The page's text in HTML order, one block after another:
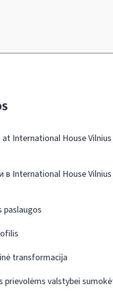
International House
в International House
paslaugos
transformacija
prievolėms valstybei